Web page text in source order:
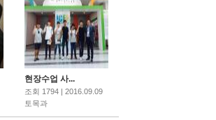
현장수업 사...
조회 1794 | 2016.09.09
토목과